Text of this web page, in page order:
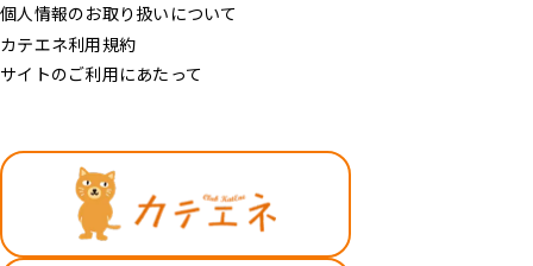
個人情報のお取り扱いについて
カテエネ利用規約
サイトのご利用にあたって